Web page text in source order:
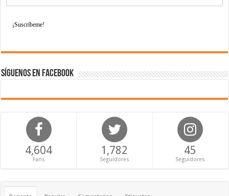
Síguenos en Facebook
4,604
Fans
1,782
Seguidores
45
Seguidores